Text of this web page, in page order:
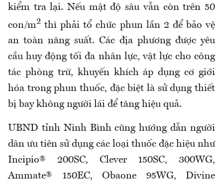
kiểm tra lại. Nếu mật độ sâu vẫn còn trên 50
con/m2 thì phải tổ chức phun lần 2 để bảo vệ
an toàn năng suất. Các địa phương được yêu
cầu huy động tối đa nhân lực, vật lực cho công
tác phòng trừ, khuyến khích áp dụng cơ giới
hóa trong phun thuốc, đặc biệt là sử dụng thiết
bị bay không người lái để tăng hiệu quả.
UBND tỉnh Ninh Bình cũng hướng dẫn người
dân ưu tiên sử dụng các loại thuốc đặc hiệu như
Incipio® 200SC, Clever 150SC, 300WG,
Ammate® 150EC, Obaone 95WG, Divine